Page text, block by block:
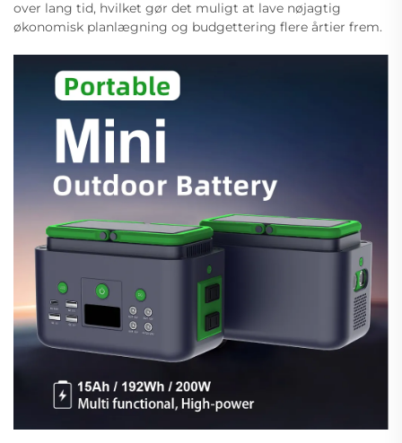
over lang tid, hvilket gør det muligt at lave nøjagtig
økonomisk planlægning og budgettering flere årtier frem.